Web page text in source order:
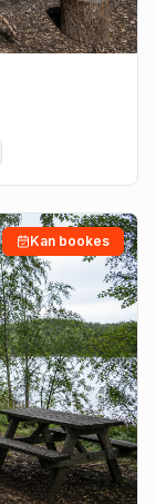
Kan bookes